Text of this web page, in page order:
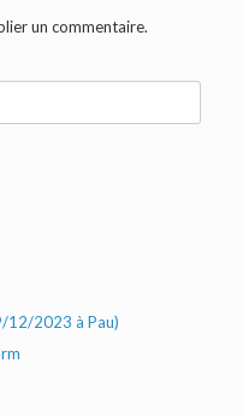
un commentaire.
12/2023 à Pau)